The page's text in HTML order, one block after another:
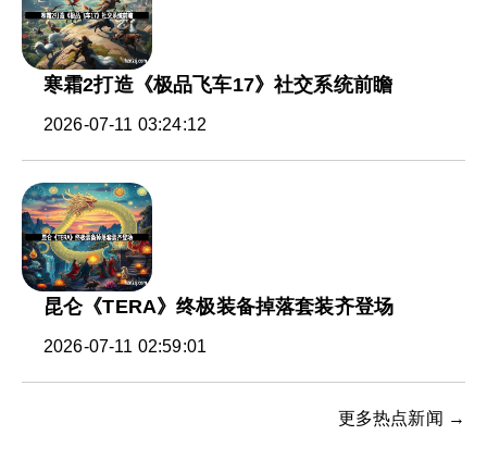
寒霜2打造《极品飞车17》社交系统前瞻
2026-07-11 03:24:12
昆仑《TERA》终极装备掉落套装齐登场
2026-07-11 02:59:01
更多热点新闻 →